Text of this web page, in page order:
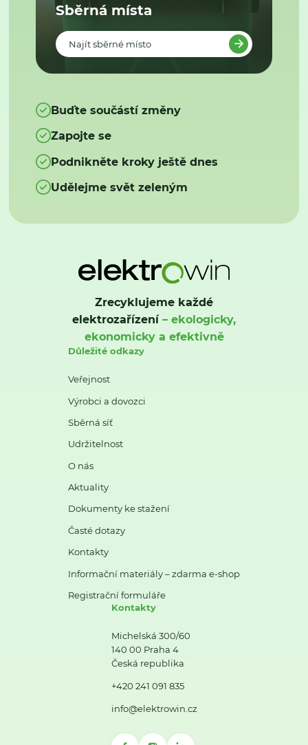
Sběrná místa
Najít sběrné místo
Buďte součástí změny
Zapojte se
Podnikněte kroky ještě dnes
Udělejme svět zeleným
Zrecyklujeme každé
elektrozařízení– ekologicky,
ekonomicky a efektivně
Důležité odkazy
Veřejnost
Výrobci a dovozci
Sběrná síť
Udržitelnost
O nás
Aktuality
Dokumenty ke stažení
Časté dotazy
Kontakty
Informační materiály – zdarma e-shop
Registrační formuláře
Kontakty
Michelská 300/60
140 00 Praha 4
Česká republika
+420 241 091 835
info@elektrowin.cz